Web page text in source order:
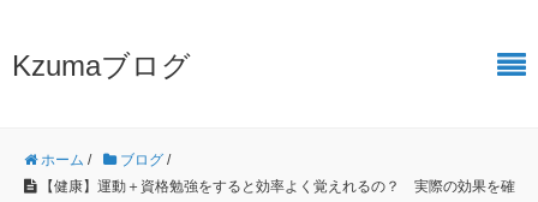
Kzumaブログ
ホーム / ブログ /
【健康】運動＋資格勉強をすると効率よく覚えれるの？ 実際の効果を確